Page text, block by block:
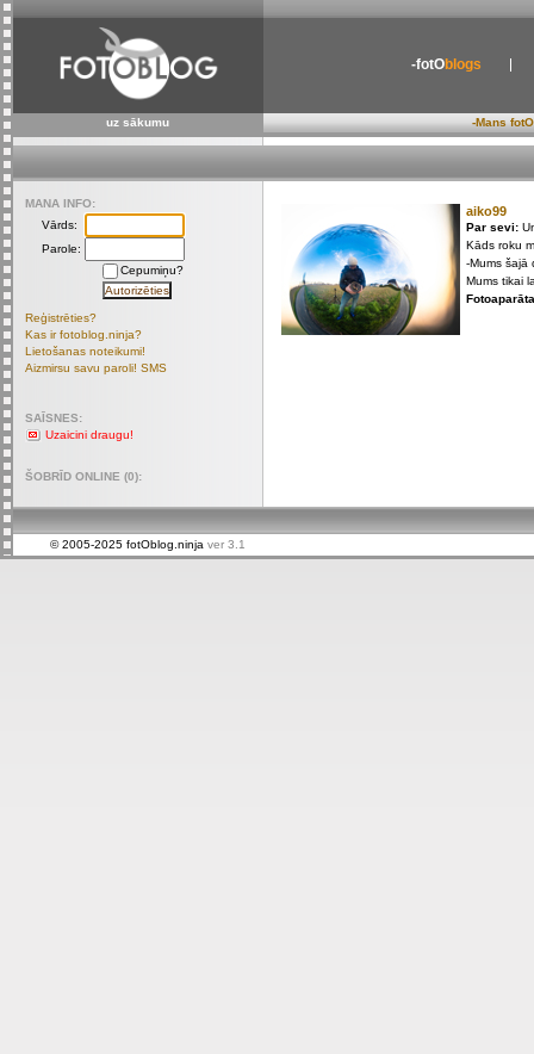
-fotOblogs
uz sākumu -Mans
aiko99
Par sevi:
Kāds roku
-Mums šajā
Mums tikai
MANA INFO:
Vārds:
Parole:
Cepumiņu?
Reģistrēties?
Kas ir fotoblog.ninja?
Lietošanas noteikumi!
Aizmirsu savu paroli! SMS
SAĪSNES:
Uzaicini draugu!
ŠOBRĪD ONLINE (0):
© 2005-2025 fotOblog.ninja ver 3.1